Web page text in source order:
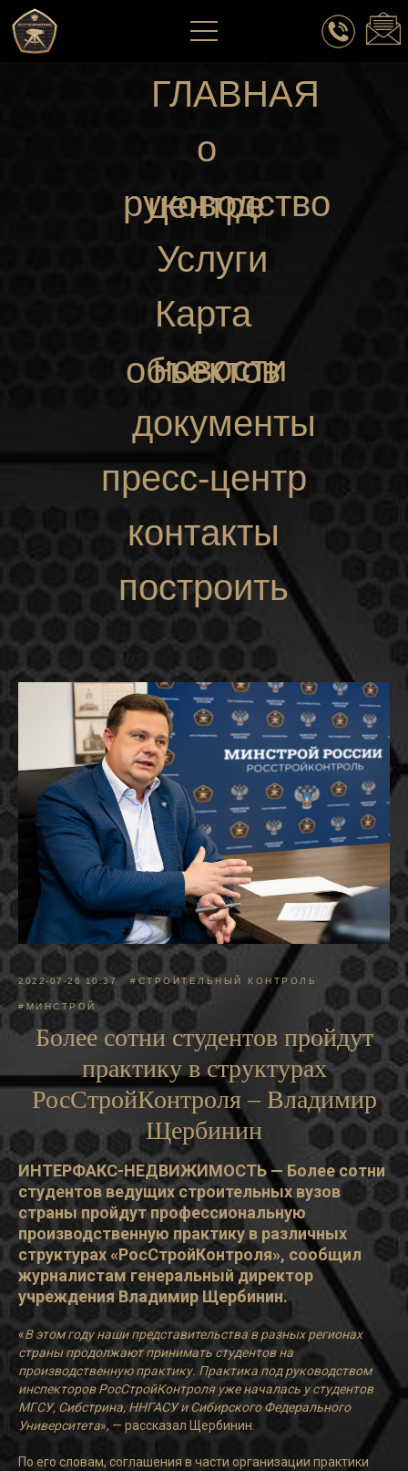
новости
руководство
Карта
объектов
ГЛАВНАЯ
пресс-центр
построить
маршрут
о
центре
документы
контакты
Услуги
2022-07-26 10:37 #СТРОИТЕЛЬНЫЙ КОНТРОЛЬ
#МИНСТРОЙ
Более сотни студентов пройдут
практику в структурах
РосСтройКонтроля – Владимир
Щербинин
ИНТЕРФАКС-НЕДВИЖИМОСТЬ — Более сотни
студентов ведущих строительных вузов
страны пройдут профессиональную
производственную практику в различных
структурах «РосСтройКонтроля», сообщил
журналистам генеральный директор
учреждения Владимир Щербинин.
«В этом году наши представительства в разных регионах
страны продолжают принимать студентов на
производственную практику. Практика под руководством
инспекторов РосСтройКонтроля уже началась у студентов
МГСУ, Сибстрина, ННГАСУ и Сибирского Федерального
Университета», — рассказал Щербинин.
По его словам, соглашения в части организации практики